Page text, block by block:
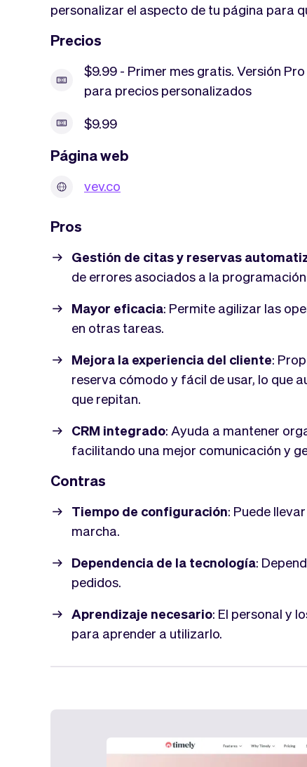
personalizar el aspecto de tu página para
Precios
$9.99 - Primer mes gratis. Versión
para precios personalizados
$9.99
Página web
vev.co
Pros
Gestión de citas y reservas
de errores asociados a la
Mayor eficacia: Permite agilizar las
en otras tareas.
Mejora la experiencia del cliente:
reserva cómodo y fácil de usar, lo que
que repitan.
CRM integrado: Ayuda a mantener
facilitando una mejor comunicación y
Contras
Tiempo de configuración: Puede
marcha.
Dependencia de la tecnología:
pedidos.
Aprendizaje necesario: El personal y
para aprender a utilizarlo.